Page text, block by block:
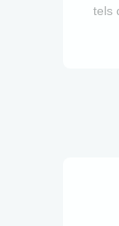
tels